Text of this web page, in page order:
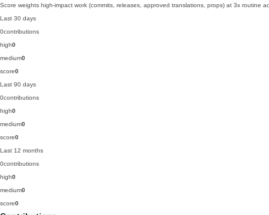
Score weights high-impact work (commits, releases, approved translations, props) at 3x routine
Last 30 days
0contributions
high0
medium0
score0
Last 90 days
0contributions
high0
medium0
score0
Last 12 months
0contributions
high0
medium0
score0